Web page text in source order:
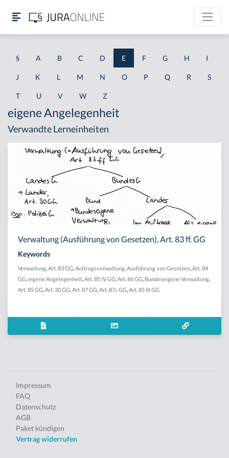
§ A B C D E F G H I
J K L M N O P Q R S
T U V W Z
eigene Angelegenheit
Verwandte Lerneinheiten
Verwaltung (Ausführung von Gesetzen), Art. 83 ff. GG
Keywords
Verwaltung Art. 83 GG Auftragsverwaltung Ausführung von Gesetzen Art. 84
GG eigene Angelegenheit Art. 85 IV GG Art. 86 GG Bundeseigene Verwaltung
Art. 85 GG Art. 30 GG Art. 87 GG Art. 87c GG Art. 85 III GG
Impressum
FAQ
Datenschutz
AGB
Paket kündigen
Vertrag widerrufen